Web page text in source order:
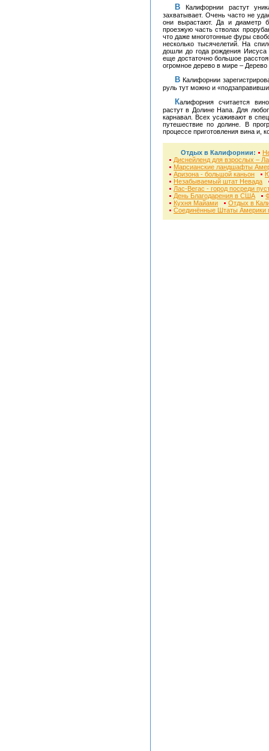
В Калифорнии растут уникальные красные леса. Попав в такой лес – дух
захватывает. Очень часто не
они вырастают. Да и диаметр
проезжую часть стволах
что даже многотонные фуры
несколько тысячелетий. На
дошли до года рождения Иисуса
еще достаточно большое
огромное дерево в мире –
В Калифорнии зарегистрировано самое большое число автомобилей. А садиться за
руль тут можно и
Калифорния считается винодельческим краем. Самые известные виноградники
растут в Долине Напа. Для
карнавал. Всех усаживают в
путешествие по долине. В
процессе приготовления вина и,
Отдых в Калифорнии:
Диснейленд для взрослых –
Марсианские ландшафты
Аризона - большой каньон
Незабываемый штат Невада
Лас-Вегас - город посреди
День Благодарения в США
Кухня Майами
Отдых в
Соединённые Штаты Америки